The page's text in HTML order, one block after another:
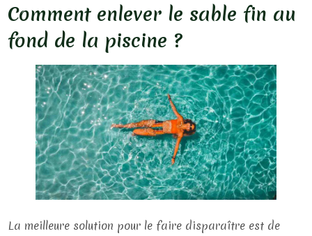
Comment enlever le sable fin au
fond de la piscine ?
La meilleure solution pour le faire disparaître est de